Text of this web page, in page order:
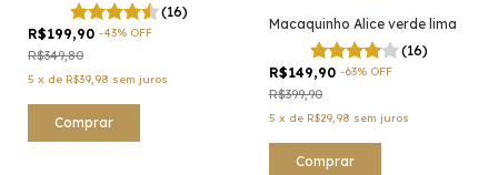
(16)
R$199,90 -43% OFF
R$349,80
5 x de R$39,98 sem juros
Comprar
Macaquinho Alice verde lima
(16)
R$149,90 -63% OFF
R$399,90
5 x de R$29,98 sem juros
Comprar